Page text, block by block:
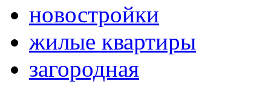
новостройки
жилые квартиры
загородная